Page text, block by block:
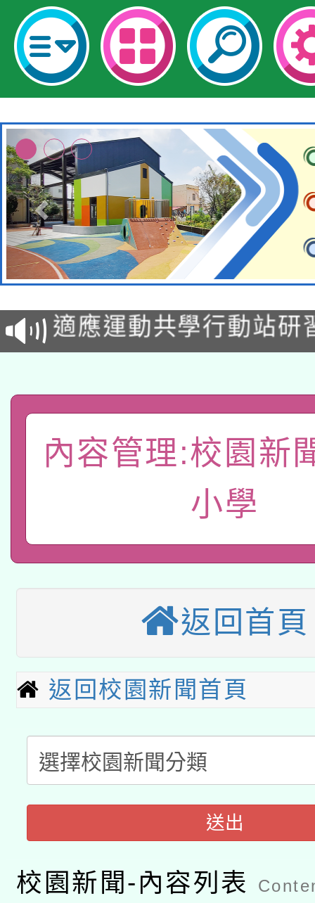
本校115學年度第2次
招甄選結果公告(無人
適應運動共學行動站研
本館辦理115年度閱讀
暨閱讀推動專業研習
科技賦能─人工智慧
「數位內容與教學軟體
有關大陸委員會函釋公
業技術研究院辦理「
用水績優單位及節水達
115年8月22日(星期六
桃園市孔廟祈福系列
開 智慧啟航」
2026年桃園地景藝術
本校115學年度第2次
招甄選結果公告(無人
招)
適應運動共學行動站研
本館辦理115年度閱讀
暨閱讀推動專業研習
科技賦能─人工智慧
礎課程
A3數位素養講師名單
「數位內容與教學軟體
有關大陸委員會函釋公
薪期間赴陸應申請許可
轉知經濟部水利署委託
內容管理:校園新
小學
返回首頁
返回校園新聞首頁
送出
校園新聞-內容列表